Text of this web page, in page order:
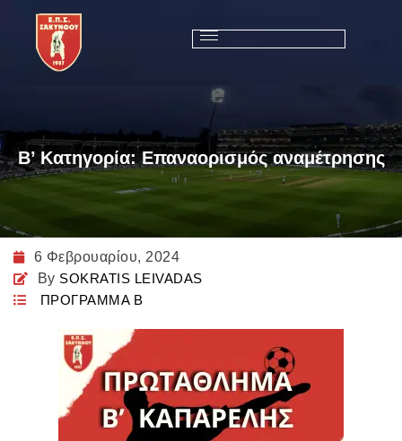
Β’ Κατηγορία: Επαναορισμός αναμέτρησης
6 Φεβρουαρίου, 2024
By SOKRATIS LEIVADAS
ΠΡΟΓΡΑΜΜΑ Β